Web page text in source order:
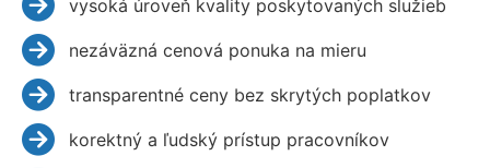
vysoká úroveň kvality poskytovaných služieb
nezáväzná cenová ponuka na mieru
transparentné ceny bez skrytých poplatkov
korektný a ľudský prístup pracovníkov